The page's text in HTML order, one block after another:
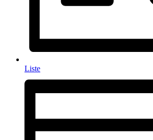
Liste